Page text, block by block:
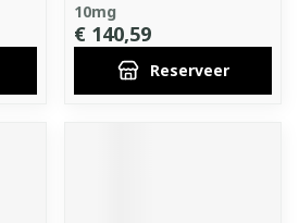
10mg
€ 140,59
Reserveer